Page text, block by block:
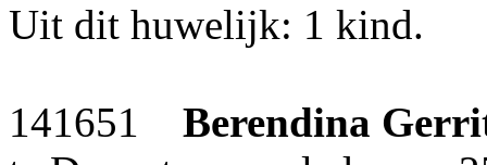
Uit dit huwelijk: 1 kind.
141651 Berendina